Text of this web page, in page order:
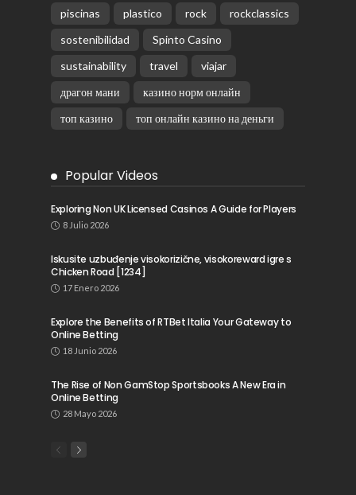
piscinas
plastico rock
rockclassics
sostenibilidad
Spinto Casino
sustainability
travel
viajar
драгон мани
казино норм онлайн
топ казино
топ онлайн казино на деньги
Popular Videos
Exploring Non UK Licensed Casinos A Guide for Players
8 Julio 2026
Iskusite uzbuđenje visokorizične, visokoreward igre s
Chicken Road [1234]
17 Enero 2026
Explore the Benefits of RTBet Italia Your Gateway to
Online Betting
18 Junio 2026
The Rise of Non GamStop Sportsbooks A New Era in
Online Betting
28 Mayo 2026